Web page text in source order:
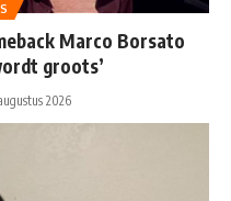
Marco Borsato
groots’
2026